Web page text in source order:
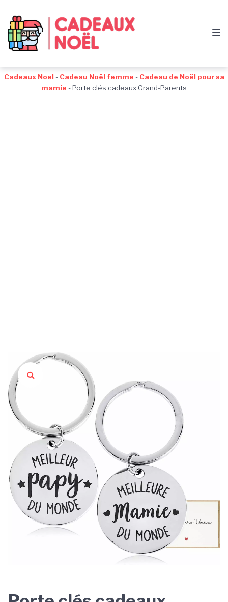
navigation
au
contenu
au
pied
de
Cadeaux Noel - Cadeau Noël femme - Cadeau de Noël pour sa
mamie -Porte clés cadeaux Grand-Parents